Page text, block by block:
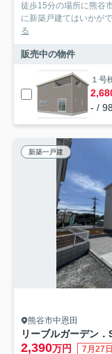
徒歩15分の場所に熊谷
に新築戸建てはいかが
る
販売中の物件
１号
- /
新築一戸建
熊谷市中恩田
リーブルガーデン
2,390万円 7月27